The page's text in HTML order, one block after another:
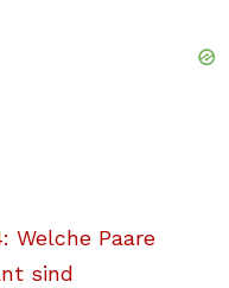
Welche Paare
sind